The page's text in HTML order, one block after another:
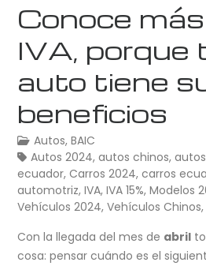
Conoce
IVA, porque
auto tiene
beneficios
Autos,BAIC
Autos 2024,autos chinos,
ecuador,Carros 2024,carros
automotriz,IVA,IVA 15%,Modelos
Vehículos 2024,Vehículos Chinos
Con la llegada del mes de abril
cosa: pensar cuándo es el